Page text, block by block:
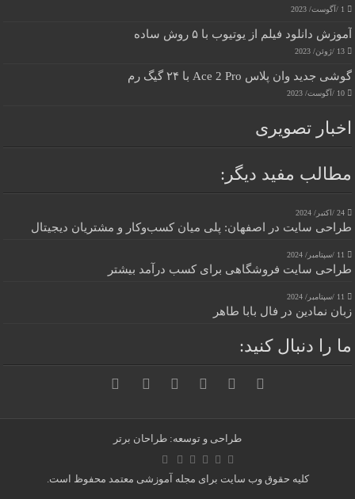
1 /آگوست/ 2023
آموزش دانلود فیلم از یوتیوب با ۵ روش ساده
13 /ژوئن/ 2023
گوشی جدید وان پلاس Ace 2 Pro با ۲۴ گیگ رم
10 /آگوست/ 2023
اخبار تصویری
مطالب مفید دیگر:
24 /اکتبر/ 2024
طراحی سایت در اصفهان: پلی میان کسب‌وکار و مشتریان دیجیتال
11 /سپتامبر/ 2024
طراحی سایت فروشگاهی برای کسب درآمد بیشتر
11 /سپتامبر/ 2024
زبان نمادین در فال بابا طاهر
ما را دنبال کنید:
طراحی و توسعه: طراحان برتر
کلیه حقوق وب سایت برای مجله آموزشی معتمد محفوظ است.